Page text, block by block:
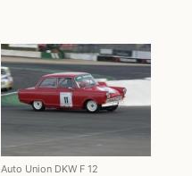
Auto Union DKW F 12